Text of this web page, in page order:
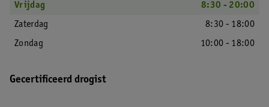
Vrijdag
8:30 - 20:00
Zaterdag
8:30 - 18:00
Zondag
10:00 - 18:00
Gecertificeerd drogist